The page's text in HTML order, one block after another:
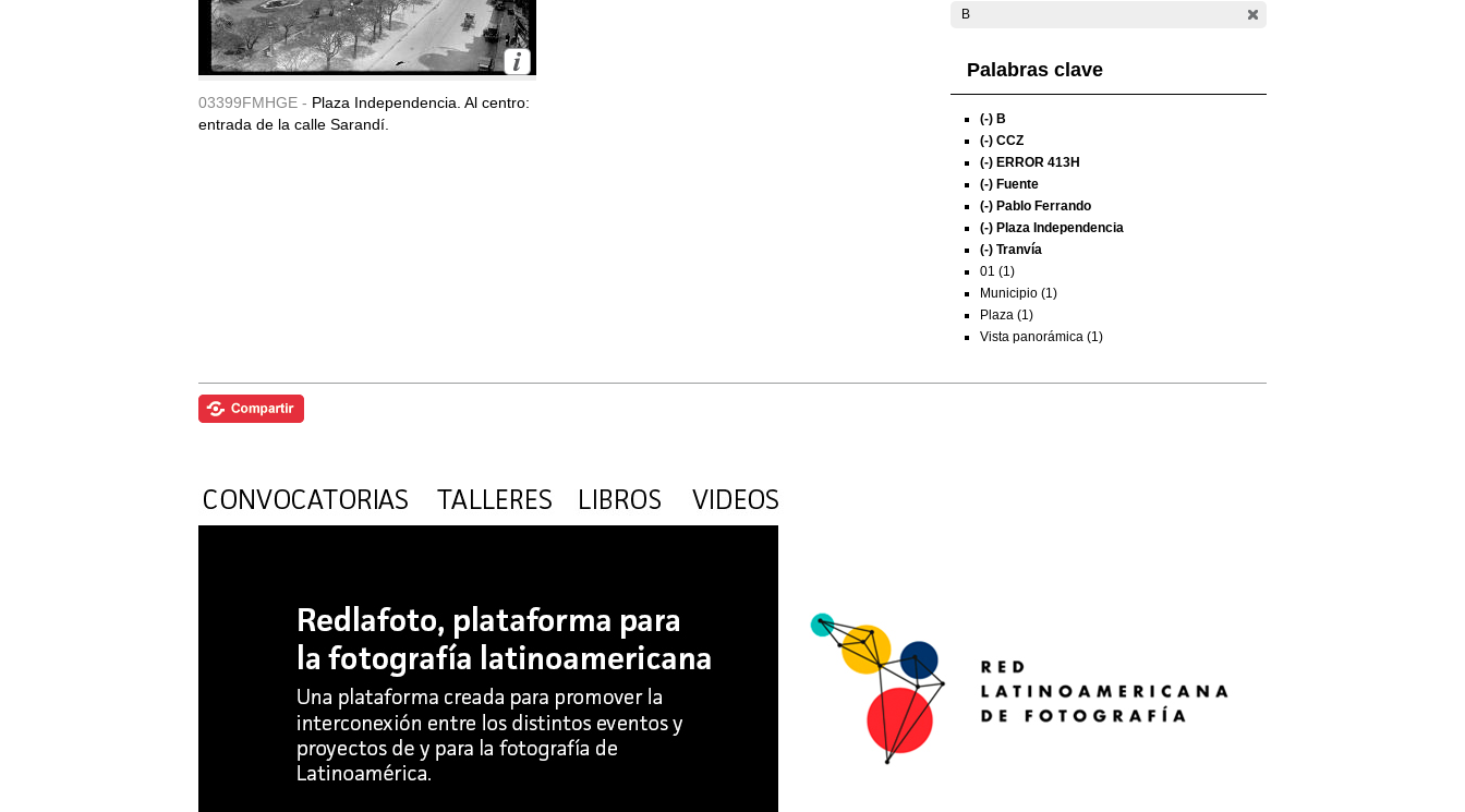
03399FMHGE - Plaza Independencia. Al centro:
entrada de la calle Sarandí.
B
Palabras clave
(-) B
(-) CCZ
(-) ERROR 413H
(-) Fuente
(-) Pablo Ferrando
(-) Plaza Independencia
(-) Tranvía
01 (1)
Municipio (1)
Plaza (1)
Vista panorámica (1)